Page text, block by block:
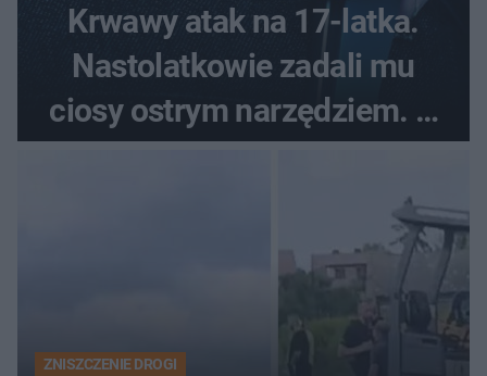
Krwawy atak na 17-latka.
Nastolatkowie zadali mu
ciosy ostrym narzędziem. O
ich losach zdecyduje sąd
ZNISZCZENIE DROGI